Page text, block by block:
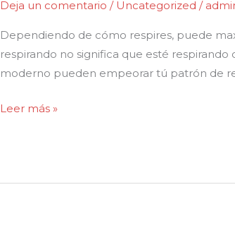
Deja un comentario / Uncategorized /
Dependiendo de cómo respires, puede
respirando no significa que esté
moderno pueden empeorar tú patrón de
Leer más »